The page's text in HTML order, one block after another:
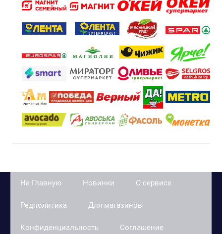
На Главную Новинки О сервисе
Редполитика Для магазинов
Конфиденциальность Соглашение